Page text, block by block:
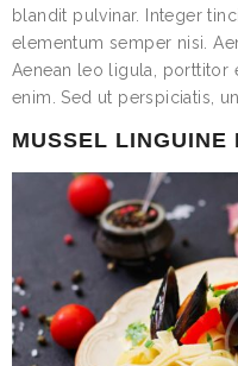
blandit pulvinar. Integer
elementum semper nisi.
Aenean leo ligula, porttitor
enim. Sed ut perspiciatis,
MUSSEL LINGUINE